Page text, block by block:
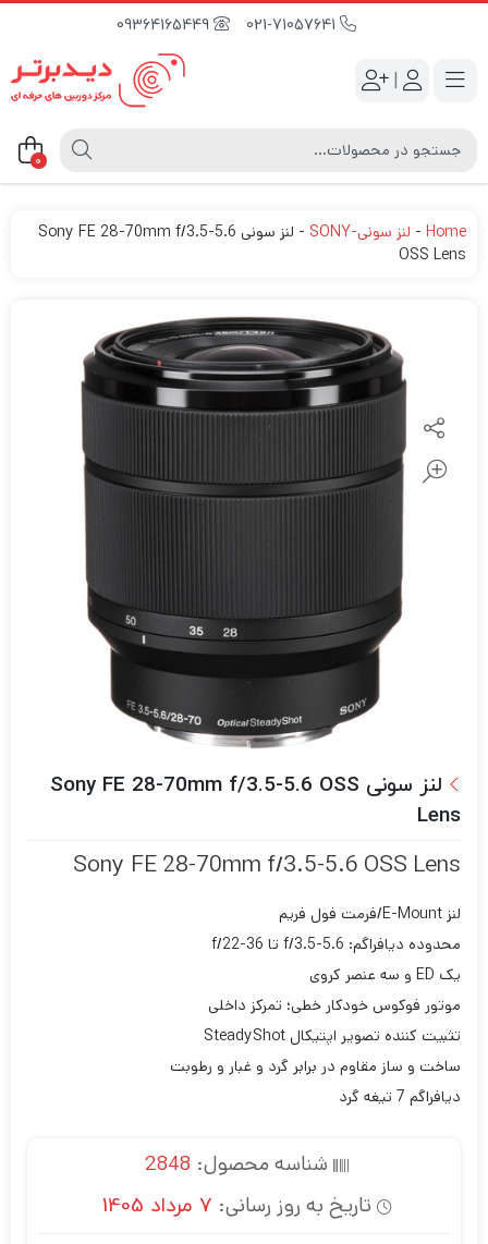
09364165449
|
0
Home
- لنز سونی-SONY -
لنز سونی Sony FE 28-70mm f/3.5-5.6
OSS Lens
لنز سونی Sony FE 28-70mm f/3.5-5.6 OSS
Lens
Sony FE 28-70mm f/3.5-5.6 OSS Lens
لنز E-Mount/فرمت فول فریم
محدوده دیافراگم: f/3.5-5.6 تا f/22-36
یک ED و سه عنصر کروی
موتور فوکوس خودکار خطی؛ تمرکز داخلی
تثبیت کننده تصویر اپتیکال SteadyShot
ساخت و ساز مقاوم در برابر گرد و غبار و رطوبت
دیافراگم 7 تیغه گرد
شناسه محصول: 2848
تاریخ به روز رسانی: 7 مرداد 1405